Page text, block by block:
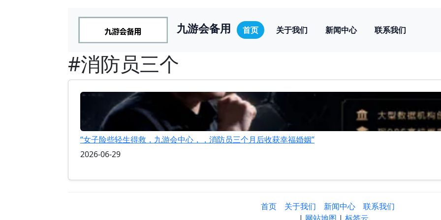
九游会备用 首页 关于我们 新闻中心 联系我们
#消防员三个
“女子险些轻生得救，九游会中心，，消防员三个月后收获幸福婚姻”
2026-06-29
首页 关于我们 新闻中心
联系我们